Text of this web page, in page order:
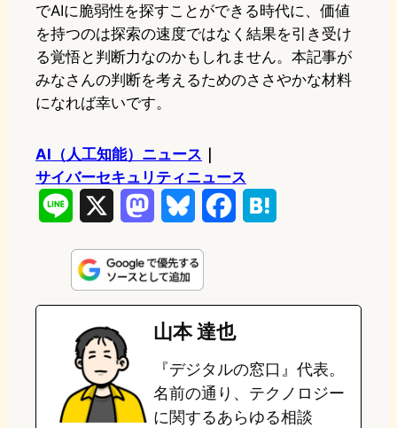
でAIに脆弱性を探すことができる時代に、価値
を持つのは探索の速度ではなく結果を引き受け
る覚悟と判断力なのかもしれません。本記事が
みなさんの判断を考えるためのささやかな材料
になれば幸いです。
AI（人工知能）ニュース ｜
サイバーセキュリティニュース
n
e
s
t
o
o
u
e
s
k
e
b
o
o
e
a
山本 達也
『デジタルの窓口』代表。
名前の通り、テクノロジー
に関するあらゆる相談